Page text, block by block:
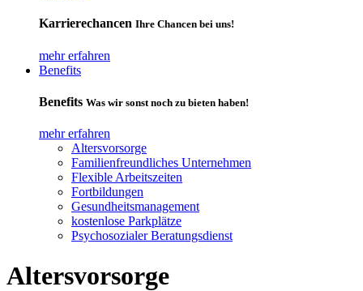
Karrierechancen Ihre Chancen bei uns!
mehr erfahren
Benefits
Benefits Was wir sonst noch zu bieten haben!
mehr erfahren
Altersvorsorge
Familienfreundliches Unternehmen
Flexible Arbeitszeiten
Fortbildungen
Gesundheitsmanagement
kostenlose Parkplätze
Psychosozialer Beratungsdienst
Altersvorsorge